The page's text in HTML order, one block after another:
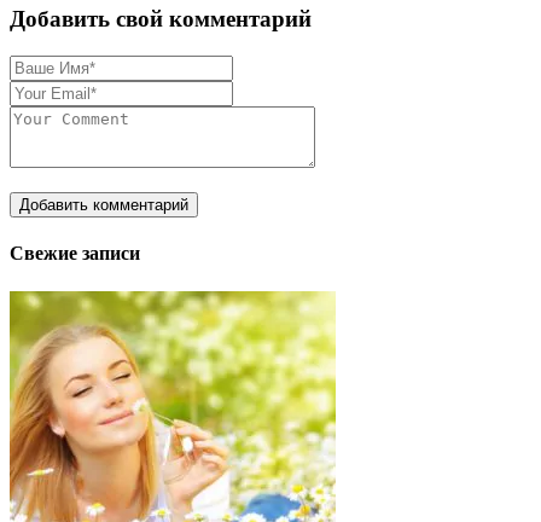
Добавить свой комментарий
Свежие записи